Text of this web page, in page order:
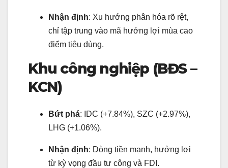
Nhận định: Xu hướng phân hóa rõ rệt,
chỉ tập trung vào mã hưởng lợi mùa cao
điểm tiêu dùng.
Khu công nghiệp (BĐS –
KCN)
Bứt phá: IDC (+7.84%), SZC (+2.97%),
LHG (+1.06%).
Nhận định: Dòng tiền mạnh, hưởng lợi
từ kỳ vọng đầu tư công và FDI.